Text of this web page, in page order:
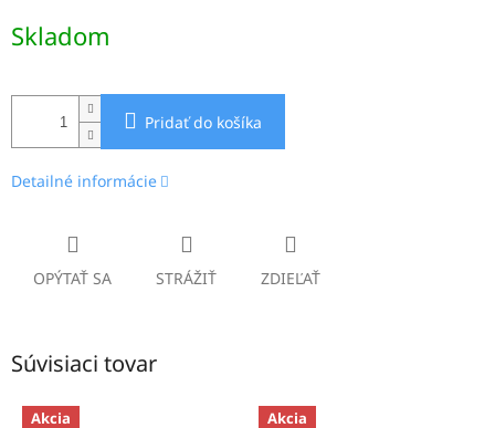
cena:
Skladom
Pridať do košíka
Detailné informácie
OPÝTAŤ SA STRÁŽIŤ ZDIEĽAŤ
Súvisiaci tovar
Akcia Akcia